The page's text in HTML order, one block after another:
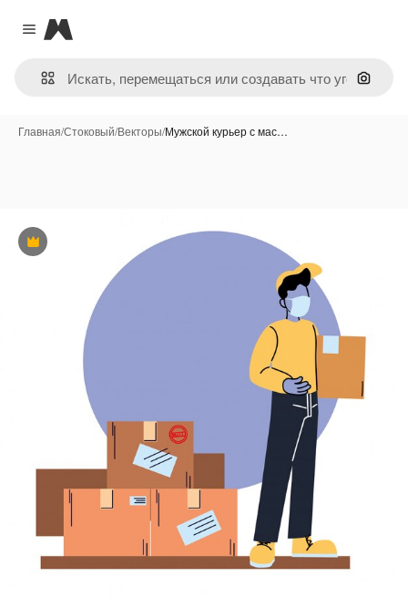
Close menu
Magnific
Поиск
Главная/Стоковый/Векторы/Мужской курьер с мас…
Премиум